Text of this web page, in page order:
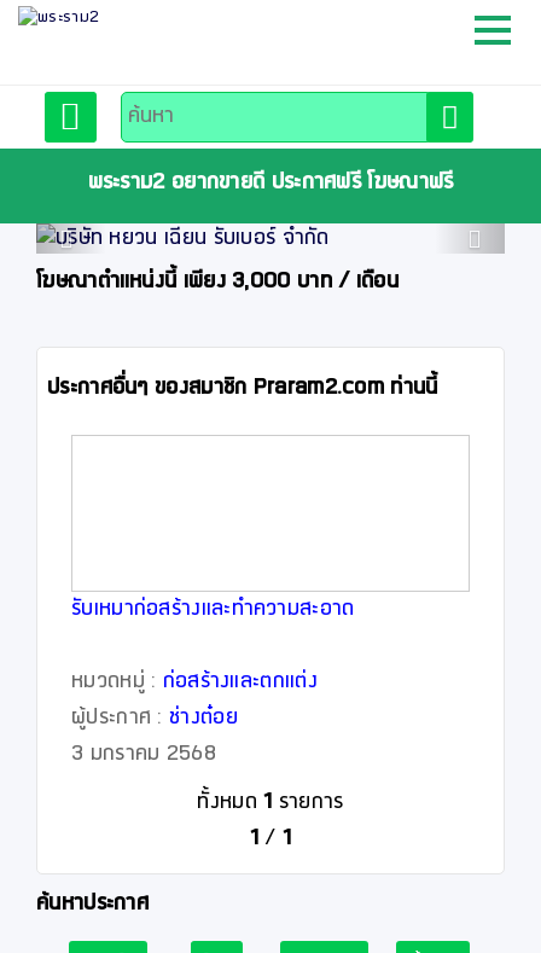
สมัครสมาชิก
ลงประกาศฟรี
พระราม2 อยากขายดี ประกาศฟรี โฆษณาฟรี
Previous
โฆษณาตำแหน่งนี้ เพียง 3,000 บาท / เดือน
ประกาศอื่นๆ ของสมาชิก Praram2.com ท่านนี้
รับเหมาก่อสร้างและทำความสะอาด
หมวดหมู่ : ก่อสร้างและตกแต่ง
ผู้ประกาศ : ช่างต๋อย
3 มกราคม 2568
ทั้งหมด1 รายการ
1 / 1
ค้นหาประกาศ